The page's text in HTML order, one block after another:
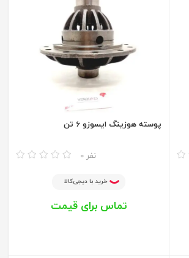
پوسته هوزینگ ایسوزو 6 تن
0 نفر
خرید با دیجی‌کالا
تماس برای قیمت